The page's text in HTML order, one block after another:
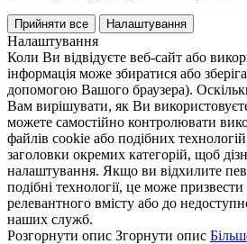
Прийняти все Налаштування
Налаштування
Коли Ви відвідуєте веб-сайт або
інформація може збиратися або
допомогою Вашого браузера).
Вам вирішувати, як Ви
можете самостійно контролювати
файлів cookie або подібних
заголовки окремих категорій, щоб
налаштування. Якщо ви відхилите
подібні технології, це може
релевантного вмісту або до
наших служб.
Розгорнути опис Згорнути опис